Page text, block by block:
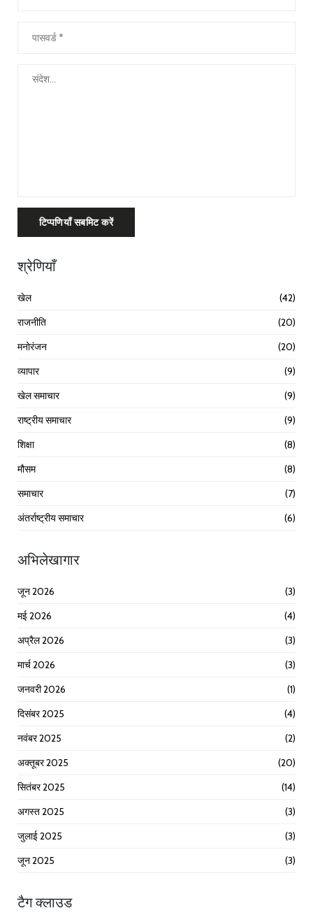
टिप्पणियाँ सबमिट करें
श्रेणियाँ
खेल
(42)
राजनीति
(20)
मनोरंजन
(20)
व्यापार
(9)
खेल समाचार
(9)
राष्ट्रीय समाचार
(9)
शिक्षा
(8)
मौसम
(8)
समाचार
(7)
अंतर्राष्ट्रीय समाचार
(6)
अभिलेखागार
जून 2026
(3)
मई 2026
(4)
अप्रैल 2026
(3)
मार्च 2026
(3)
जनवरी 2026
(1)
दिसंबर 2025
(4)
नवंबर 2025
(2)
अक्तूबर 2025
(20)
सितंबर 2025
(14)
अगस्त 2025
(3)
जुलाई 2025
(3)
जून 2025
(3)
टैग क्लाउड